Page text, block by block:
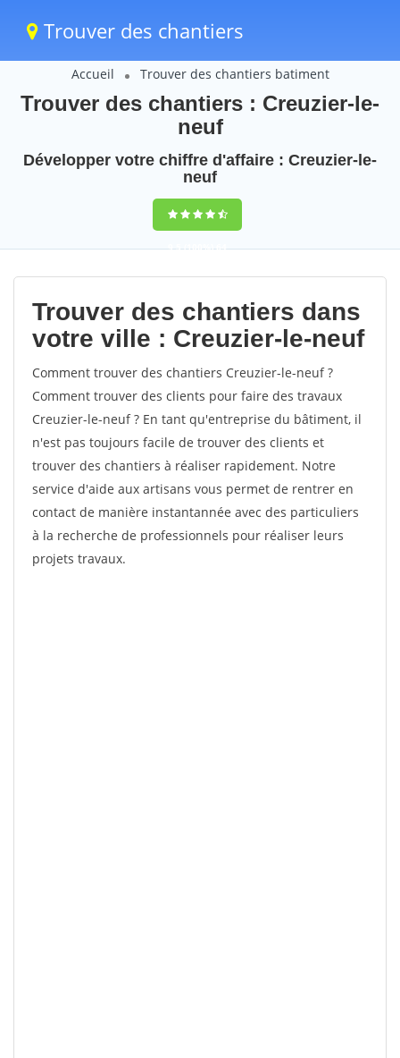
Trouver des chantiers
Accueil Trouver des chantiers batiment
Trouver des chantiers : Creuzier-le-
neuf
Développer votre chiffre d'affaire : Creuzier-le-
neuf
9,5(100%)64
votes
Trouver des chantiers dans
votre ville : Creuzier-le-neuf
Comment trouver des chantiers Creuzier-le-neuf ?
Comment trouver des clients pour faire des travaux
Creuzier-le-neuf ? En tant qu'entreprise du bâtiment, il
n'est pas toujours facile de trouver des clients et
trouver des chantiers à réaliser rapidement. Notre
service d'aide aux artisans vous permet de rentrer en
contact de manière instantannée avec des particuliers
à la recherche de professionnels pour réaliser leurs
projets travaux.